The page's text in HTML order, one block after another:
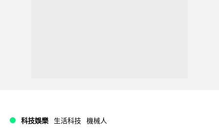
科技娛樂 生活科技 機械人